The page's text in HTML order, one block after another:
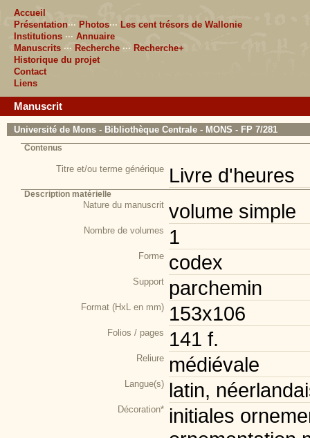
Accueil
Présentation··· Photos··· Les cent trésors de Wallonie
Institutions ··· Annuaire
Manuscrits ··· Recherche ··· Recherche+
Historique du projet
Contact
Liens
Manuscrit
Université de Mons - Bibliothèque Centrale - MONS - FP 7/281
Contenus
Titre et/ou terme générique Livre d'heures
Description matérielle
Nature du manuscrit volume simple
Nombre de volumes 1
Forme codex
Support parchemin
Format (HxL en mm) 153x106
Folios / pages 141 f.
Reliure médiévale
Langue(s) latin,
Décoration* initiales